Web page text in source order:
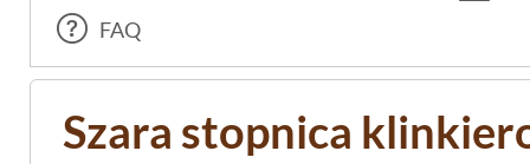
FAQ
Szara stopnica